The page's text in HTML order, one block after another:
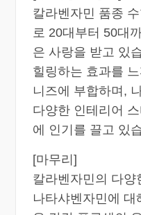
칼라벤자민 품종
로 20대부터 50대
은 사랑을 받고 있
힐링하는 효과를
니즈에 부합하며,
다양한 인테리어
에 인기를 끌고 있
[마무리]
칼라벤자민의 다
나타샤벤자민에